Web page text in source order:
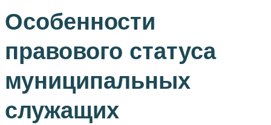
Особенности
правового статуса
муниципальных
служащих